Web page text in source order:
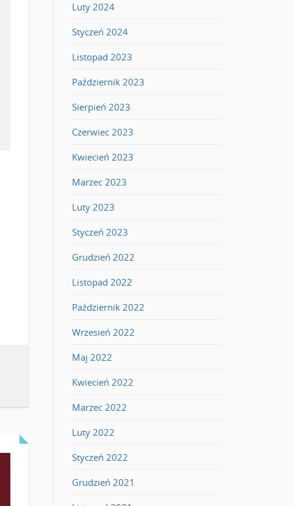
Luty 2024
Styczeń 2024
Listopad 2023
Październik 2023
Sierpień 2023
Czerwiec 2023
Kwiecień 2023
Marzec 2023
Luty 2023
Styczeń 2023
Grudzień 2022
Listopad 2022
Październik 2022
Wrzesień 2022
Maj 2022
Kwiecień 2022
Marzec 2022
Luty 2022
Styczeń 2022
Grudzień 2021